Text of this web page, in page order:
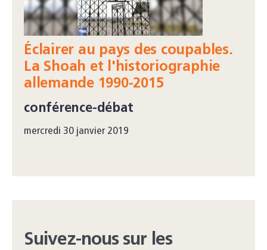
Éclairer au pays des coupables.
La Shoah et l'historiographie
allemande 1990-2015
conférence-débat
mercredi 30 janvier 2019
Suivez-nous sur les